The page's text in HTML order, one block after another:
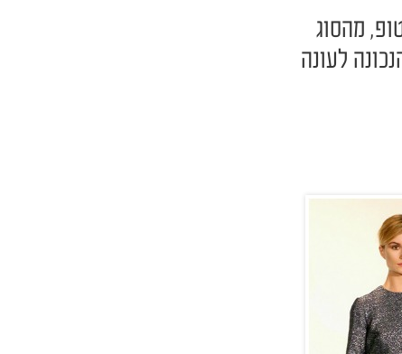
מהסוג
לעונה